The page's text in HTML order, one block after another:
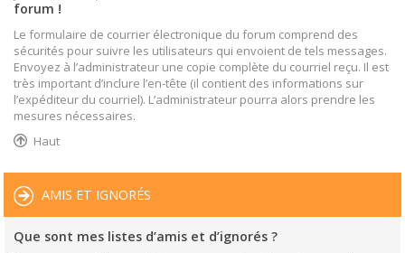
forum !
Le formulaire de courrier électronique du forum comprend des
sécurités pour suivre les utilisateurs qui envoient de tels messages.
Envoyez à l’administrateur une copie complète du courriel reçu. Il est
très important d’inclure l’en-tête (il contient des informations sur
l’expéditeur du courriel). L’administrateur pourra alors prendre les
mesures nécessaires.
Haut
AMIS ET IGNORÉS
Que sont mes listes d’amis et d’ignorés ?